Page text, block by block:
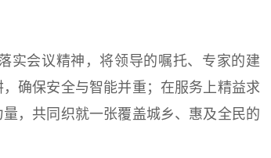
实会议精神，将领导的嘱托、专家的建
确保安全与智能并重；在服务上精益求
，共同织就一张覆盖城乡、惠及全民的